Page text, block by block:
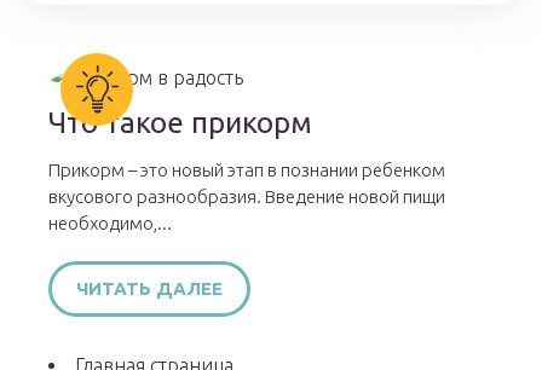
Что такое прикорм
Прикорм – это новый этап в познании ребенком
вкусового разнообразия. Введение новой пищи
необходимо,...
ЧИТАТЬ ДАЛЕЕ
Главная страница